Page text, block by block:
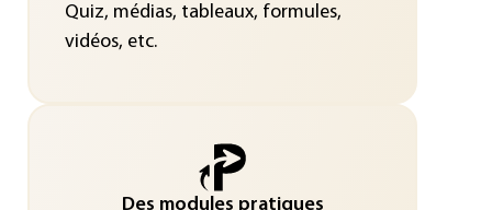
Quiz, médias, tableaux, formules,
vidéos, etc.
Des modules pratiques